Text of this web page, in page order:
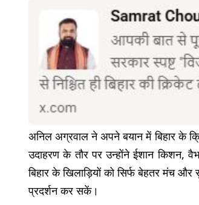
अनिल अग्रवाल ने अपने बयान में बिहार के
उदाहरण के तौर पर उन्होंने ईशान किशन,
बिहार के खिलाड़ियों को सिर्फ बेहतर मंच
प्रदर्शन कर सकें।